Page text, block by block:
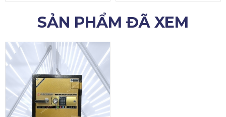
SẢN PHẨM ĐÃ XEM